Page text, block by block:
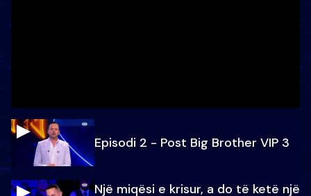
Episodi 2 - Post Big Brother VIP 3
Një miqësi e krisur, a do të ketë një